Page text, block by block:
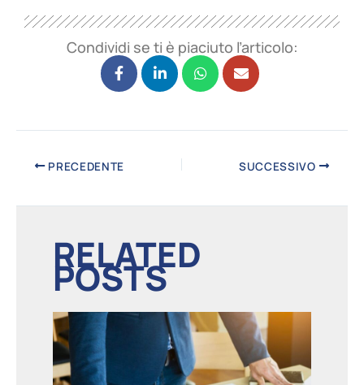
Condividi se ti è piaciuto l’articolo:
PRECEDENTE SUCCESSIVO
RELATED
POSTS